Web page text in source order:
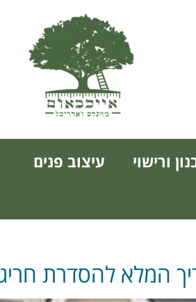
ורישוי
עיצוב פנים
המלא להסדרת